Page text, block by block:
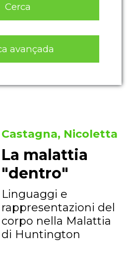
Cerca
avançada
Castagna, Nicoletta
La malattia
"dentro"
Linguaggi e
rappresentazioni del
corpo nella Malattia
di Huntington